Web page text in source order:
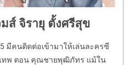
มส์ จิรายุ ตั้งศรีสุข
มีคนติดต่อเข้ามาให้เล่นละครซี
ทพ ตอน คุณชายพุฒิภัทร แม้ใน